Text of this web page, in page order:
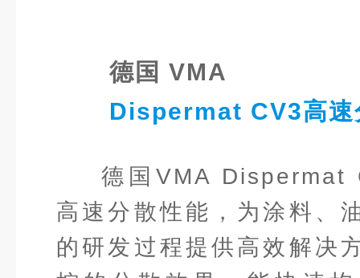
德国 VMA
Dispermat CV3高速
德国VMA Dispermat
高速分散性能，为涂料、
的研发过程提供高效解决